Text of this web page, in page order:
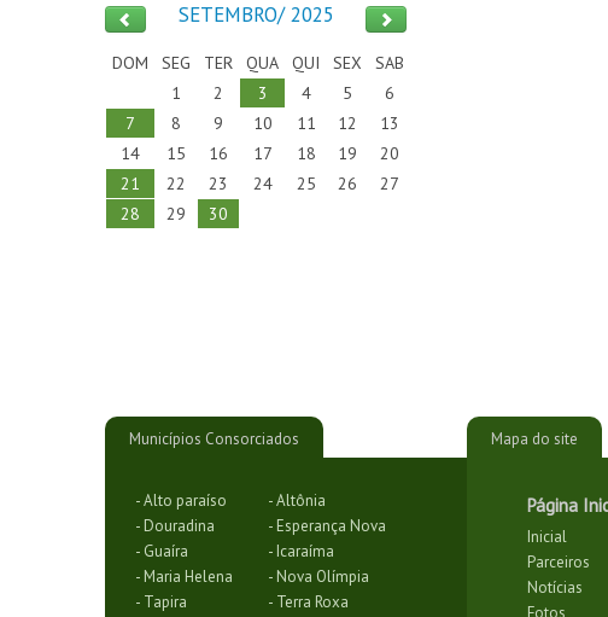
SETEMBRO/ 2025
DOM SEG TER QUA QUI SEX
SAB
1
2 3 4 5
6
7
8 9 10 11 12
13
14
15 16 17 18 19
20
21
22 23 24 25 26
27
28
29 30
Municípios Consorciados
- Alto paraíso
- Altônia
- Douradina
- Esperança Nova
- Guaíra
- Icaraíma
- Maria Helena
- Nova Olímpia
- Tapira
- Terra Roxa
Mapa do site
Página
Inicial
Parceiros
Notícias
Fotos